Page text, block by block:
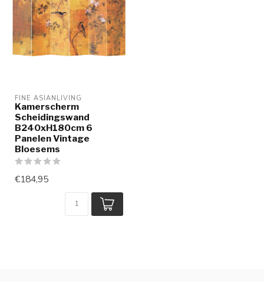
FINE ASIANLIVING
Kamerscherm
Scheidingswand
B240xH180cm 6
Panelen Vintage
Bloesems
€184,95